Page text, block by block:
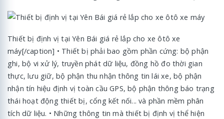
Thiết bị định vị tại Yên Bái giá rẻ lắp cho xe ôtô xe
máy[/caption] • Thiết bị phải bao gồm phần cứng: bộ phận
ghi, bộ vi xử lý, truyền phát dữ liệu, đồng hồ đo thời gian
thực, lưu giữ, bộ phận thu nhận thông tin lái xe, bộ phận
nhận tín hiệu định vị toàn cầu GPS, bộ phận thông báo trạng
thái hoạt động thiết bị, cổng kết nối... và phần mềm phân
tích dữ liệu. • Những thông tin mà thiết bị định vị thể hiện